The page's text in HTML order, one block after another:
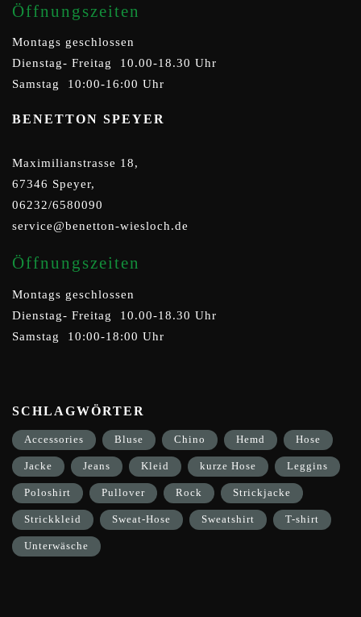
Öffnungszeiten
Montags geschlossen
Dienstag- Freitag 10.00-18.30 Uhr
Samstag 10:00-16:00 Uhr
BENETTON SPEYER
Maximilianstrasse 18,
67346 Speyer,
06232/6580090
service@benetton-wiesloch.de
Öffnungszeiten
Montags geschlossen
Dienstag- Freitag 10.00-18.30 Uhr
Samstag 10:00-18:00 Uhr
SCHLAGWÖRTER
Accessories Bluse Chino Hemd Hose
Jacke Jeans Kleid kurze Hose Leggins
Poloshirt Pullover Rock Strickjacke
Strickkleid Sweat-Hose Sweatshirt T-shirt
Unterwäsche